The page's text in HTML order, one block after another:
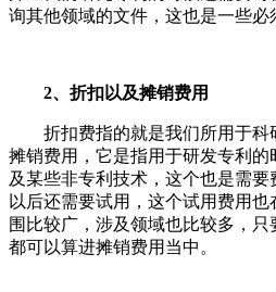
询其他领域的文件，这也是一些必
2、折扣以及摊销费用
折扣费指的就是我们所用于科
摊销费用，它是指用于研发专利
及某些非专利技术，这个也是需
以后还需要试用，这个试用费用
围比较广，涉及领域也比较多，只
都可以算进摊销费用当中。